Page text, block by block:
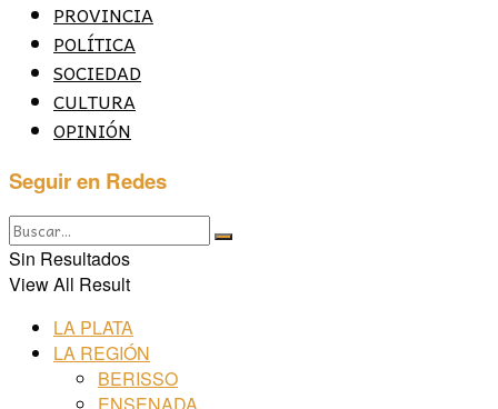
PROVINCIA
POLÍTICA
SOCIEDAD
CULTURA
OPINIÓN
Seguir en Redes
Sin Resultados
View All Result
LA PLATA
LA REGIÓN
BERISSO